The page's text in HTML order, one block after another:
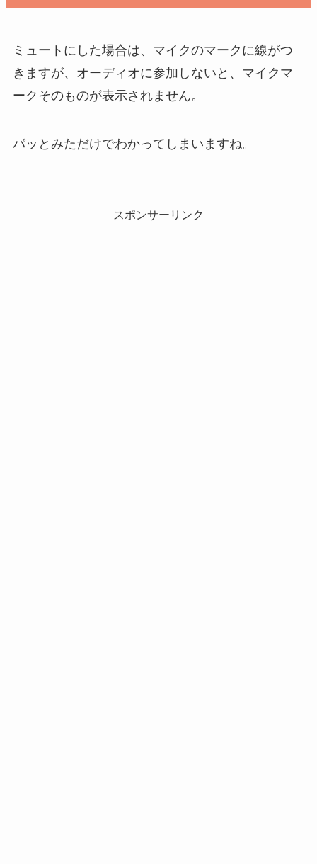
ミュートにした場合は、マイクのマークに線がつ
きますが、オーディオに参加しないと、マイクマ
ークそのものが表示されません。
パッとみただけでわかってしまいますね。
スポンサーリンク